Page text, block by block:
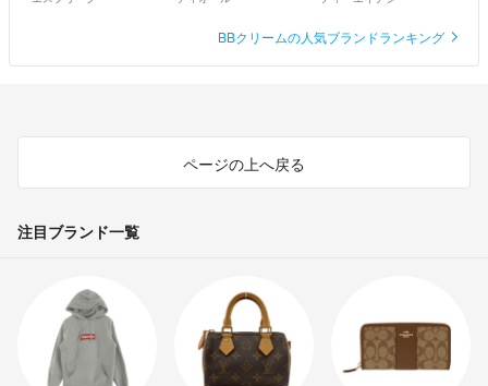
BBクリームの人気ブランドランキング
ページの上へ戻る
注目ブランド一覧